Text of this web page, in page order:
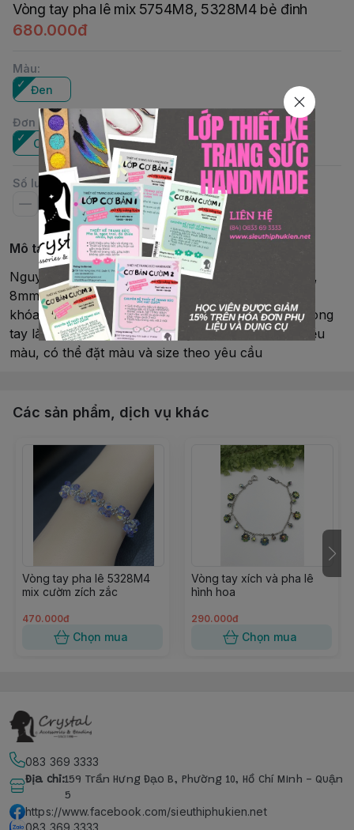
Vòng tay pha lê mix 5754M8, 5328M4 bẻ đinh
680.000đ
Màu:
Đen
Đơn vị:
Cái
Số lượng
Mô tả chi tiết
Nguyên phụ liệu: pha lê Swarovski®Size hạt: 4mm,
8mmChiều dài: 15 – 16cmLoại hàng: vòng tay, có
khóaKim loại: khóa và tăng dây Rhodium từ NhậtVòng
tay làm thủ công bởi Shop CrystalMàu sắc: có nhiều
màu, có thể đặt màu và size theo yêu cầu
Các sản phẩm, dịch vụ khác
Vòng tay pha lê 5328M4
mix cườm zích zắc
470.000đ
Chọn mua
Vòng tay xích và pha lê
hình hoa
290.000đ
Chọn mua
083 369 3333
Địa chỉ:159 Trần Hưng Đạo B, Phường 10, Hồ Chí Minh - Quận
5
https://www.facebook.com/sieuthiphukien.net
083 369 3333